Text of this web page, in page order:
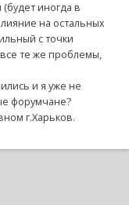
иногда в
на остальных
с точки
те же проблемы,
и я уже не
форумчане?
г.Харьков.